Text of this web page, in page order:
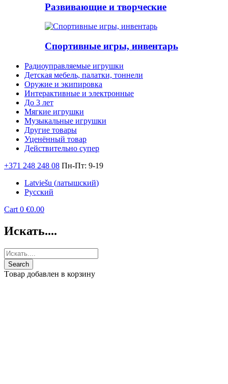
Развивающие и творческие
Спортивные игры, инвентарь
Радиоуправляемые игрушки
Детская мебель, палатки, тоннели
Оружие и экипировка
Интерактивные и электронные
До 3 лет
Мягкие игрушки
Музыкальные игрушки
Другие товары
Уценённый товар
Действительно супер
+371 248 248 08 Пн-Пт: 9-19
Latviešu (латышский)
Русский
Cart 0 €0.00
Искать....
Tовар добавлен в корзину